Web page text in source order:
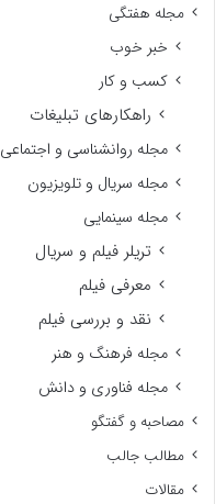
مجله هفتگی
خبر خوب
کسب و کار
راهکارهای تبلیغات
مجله روانشناسی و اجتماعی
مجله سریال و تلویزیون
مجله سینمایی
تریلر فیلم و سریال
معرفی فیلم
نقد و بررسی فیلم
مجله فرهنگ و هنر
مجله فناوری و دانش
مصاحبه و گفتگو
مطالب جالب
مقالات